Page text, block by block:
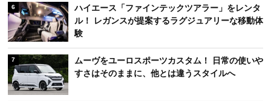
6
ハイエース「ファインテックツアラー」をレンタ
ル！ レガンスが提案するラグジュアリーな移動体
験
7
ムーヴをユーロスポーツカスタム！ 日常の使いや
すさはそのままに、他とは違うスタイルへ